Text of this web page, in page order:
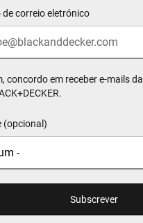
de correio eletrónico
concordo em receber e-mails da
(opcional)